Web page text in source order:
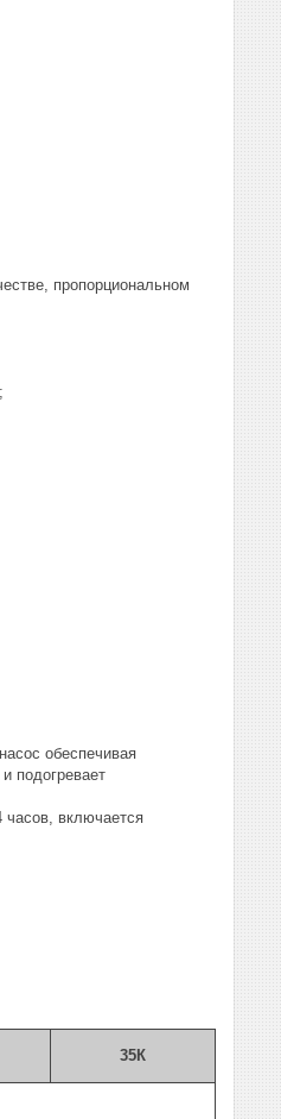
пропорциональном
обеспечивая
подогревает
часов, включается
35К